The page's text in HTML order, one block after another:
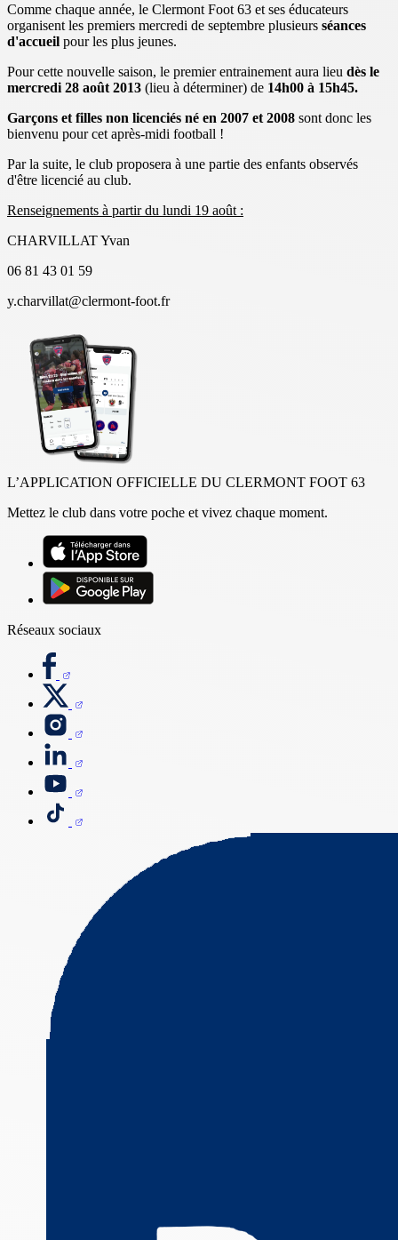
Comme chaque année, le Clermont Foot 63 et ses éducateurs
organisent les premiers mercredi de septembre plusieurs séances
d'accueil pour les plus jeunes.
Pour cette nouvelle saison, le premier entrainement aura lieu dès le
mercredi 28 août 2013 (lieu à déterminer) de 14h00 à 15h45.
Garçons et filles non licenciés né en 2007 et 2008 sont donc les
bienvenu pour cet après-midi football !
Par la suite, le club proposera à une partie des enfants observés
d'être licencié au club.
Renseignements à partir du lundi 19 août :
CHARVILLAT Yvan
06 81 43 01 59
y.charvillat@clermont-foot.fr
L’APPLICATION OFFICIELLE DU CLERMONT FOOT 63
Mettez le club dans votre poche et vivez chaque moment.
Réseaux sociaux